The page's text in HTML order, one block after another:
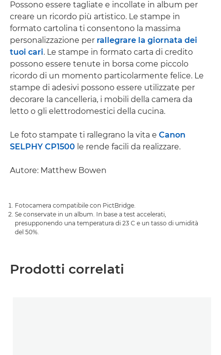
Possono essere tagliate e incollate in album per
creare un ricordo più artistico. Le stampe in
formato cartolina ti consentono la massima
personalizzazione per rallegrare la giornata dei
tuoi cari. Le stampe in formato carta di credito
possono essere tenute in borsa come piccolo
ricordo di un momento particolarmente felice. Le
stampe di adesivi possono essere utilizzate per
decorare la cancelleria, i mobili della camera da
letto o gli elettrodomestici della cucina.
Le foto stampate ti rallegrano la vita e Canon
SELPHY CP1500 le rende facili da realizzare.
Autore: Matthew Bowen
Fotocamera compatibile con PictBridge.
Se conservate in un album. In base a test accelerati,
presupponendo una temperatura di 23 C e un tasso di umidità
del 50%.
Prodotti correlati